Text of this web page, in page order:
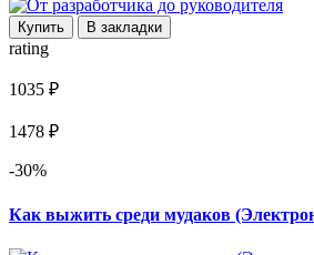
Купить В закладки
rating
1035 ₽
1478 ₽
-30%
Как выжить среди мудаков